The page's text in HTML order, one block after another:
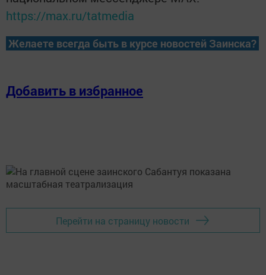
https://max.ru/tatmedia
Желаете всегда быть в курсе новостей Заинска?
Добавить в избранное
Перейти на страницу новости